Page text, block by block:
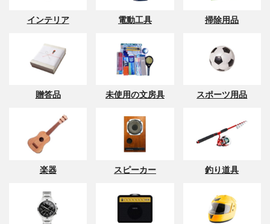
インテリア 電動工具 掃除用品
贈答品 未使用の文房具 スポーツ用品
楽器 スピーカー 釣り道具